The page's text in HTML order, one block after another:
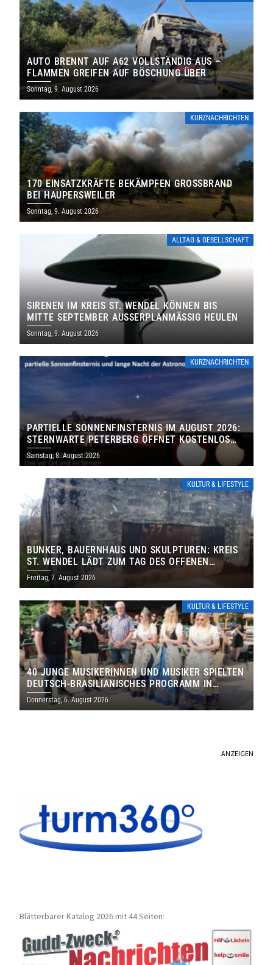
AUTO BRENNT AUF A62 VOLLSTÄNDIG AUS –
FLAMMEN GREIFEN AUF BÖSCHUNG ÜBER
Sonntag, 9. August 2026
KURZNACHRICHTEN
170 EINSATZKRÄFTE BEKÄMPFEN GROSSBRAND B
EI HAUPERSWEILER
Sonntag, 9. August 2026
ALLTAG & GESELLSCHAFT
SIRENEN IM KREIS ST. WENDEL KÖNNEN BIS
MITTE SEPTEMBER AUSSERPLANMÄSSIG HEULEN
Sonntag, 9. August 2026
KURZNACHRICHTEN
PARTIELLE SONNENFINSTERNIS IM AUGUST 2026:
STERNWARTE PETERBERG ÖFFNET KOSTENLOS
IHRE TORE
Samstag, 8. August 2026
KULTUR & LIFESTYLE
BUNKER, BAUERNHAUS UND SKULPTUREN: KREIS
ST. WENDEL LÄDT ZUM TAG DES OFFENEN
DENKMALS EIN
Freitag, 7. August 2026
KULTUR & LIFESTYLE
40 JUNGE MUSIKERINNEN UND MUSIKER SPIELTEN
DEUTSCH-BRASILIANISCHES PROGRAMM IN
THOLEY
Donnerstag, 6. August 2026
ANZEIGEN
Blätterbarer Katalog 2026 mit 44 Seiten: